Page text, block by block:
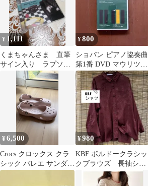
¥ 1,111
くまちゃんさま 直筆
サイン入り ラプソデ
ィ・イン・ブルー 清塚
信也(P)
¥800
ショパン ピアノ協奏曲
第1番 DVD マウリツィ
オ・バッリーニ
¥6,500
Crocs クロックス クラ
シック バレエ サンダル
ピンク レディース
¥980
KBF ボルドークラシッ
クブラウズ 長袖シャ